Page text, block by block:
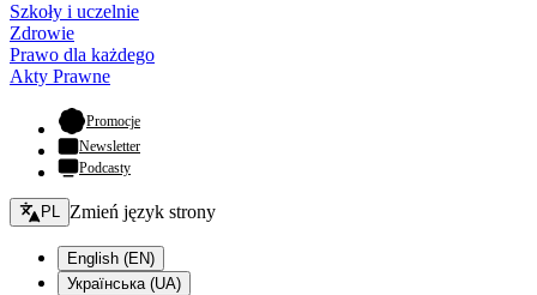
Szkoły i uczelnie
Zdrowie
Prawo dla każdego
Akty Prawne
Promocje- otwiera się w nowej karcie
Newsletter
Podcasty
Zmień język - bieżący:
PL Zmień język strony
English (EN)
Українська (UA)